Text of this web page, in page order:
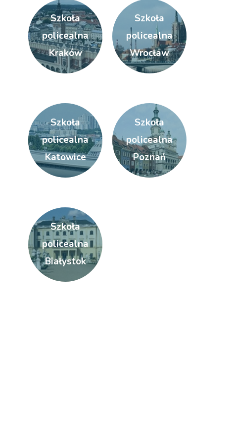
Szkoła
policealna
Kraków
Szkoła
policealna
Wrocław
Szkoła
policealna
Katowice
Szkoła
policealna
Poznań
Szkoła
policealna
Białystok